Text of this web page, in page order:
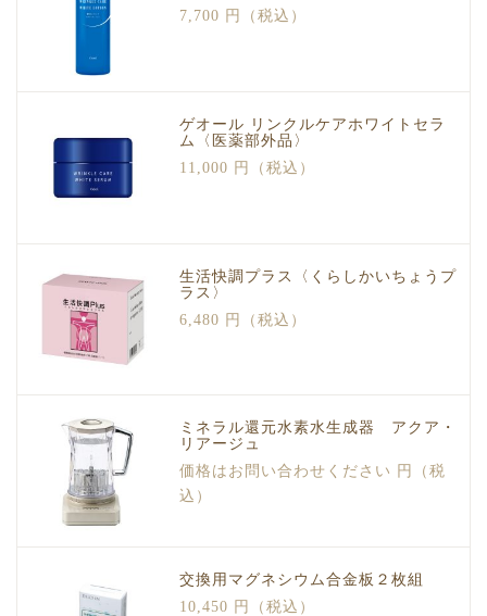
7,700 円（税込）
ゲオール リンクルケアホワイトセラ
ム〈医薬部外品〉
11,000 円（税込）
生活快調プラス〈くらしかいちょうプ
ラス〉
6,480 円（税込）
ミネラル還元水素水生成器 アクア・
リアージュ
価格はお問い合わせください 円（税
込）
交換用マグネシウム合金板２枚組
10,450 円（税込）